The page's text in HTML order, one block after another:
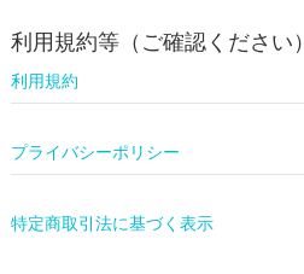
利用規約等（ご確認ください）
利用規約
プライバシーポリシー
特定商取引法に基づく表示